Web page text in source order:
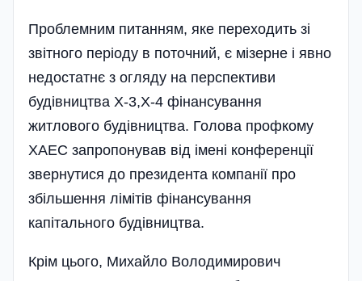
Проблемним питанням, яке переходить зі
звітного періоду в поточний, є мізерне і явно
недостатнє з огляду на перспективи
будівництва Х-3,Х-4 фінансування
житлового будів­ництва. Голова профкому
ХАЕС запропонував від імені конференції
звернутися до президента компанії про
збільшення лімітів фінансування
капітального будівництва.
Крім цього, Михайло Володимирович